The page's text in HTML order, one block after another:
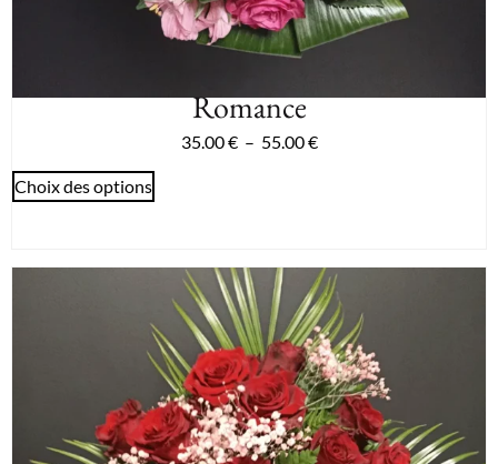
Romance
35.00€ – 55.00€
Choix des options